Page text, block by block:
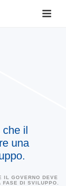
che il
una
IL GOVERNO DEVE
DI SVILUPPO.